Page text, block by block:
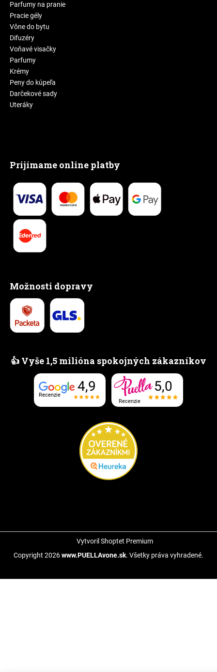
Parfumy na pranie
Pracie gély
Vône do bytu
Difuzéry
Voňavé visačky
Parfumy
Krémy
Peny do kúpeľa
Darčekové sady
Uteráky
Prijímame online platby
Možnosti dopravy
👍 Vyše 1,5 milióna spokojných zákazníkov
Recenzie
4,9
Recenzie
5,0
Vytvoril Shoptet Premium
Copyright 2026www.PUELLAvone.sk. Všetky práva vyhradené.